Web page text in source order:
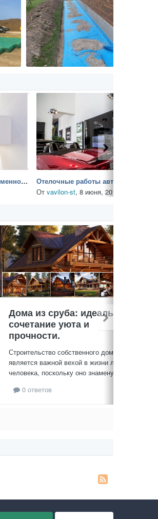
уличный светильник в соврменном стиле в ТК Ланской
От vavilon-st, 8 июня, 2015
Дома из сруба: идеальное
сочетание уюта и
прочности.
Строительство собственного дома
является важной вехой в жизни любого
человека, поскольку оно знаменует...
0 ответов